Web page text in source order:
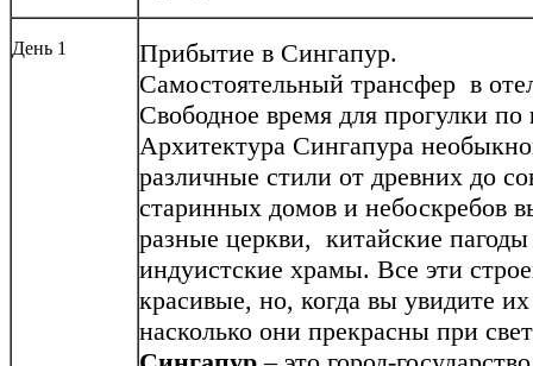
День 1
Прибытие в Сингапур.
Самостоятельный трансфер в
Свободное время для прогулки по
Архитектура Сингапура
различные стили от древних до
старинных домов и небоскребов
разные церкви, китайские
индуистские храмы. Все эти
красивые, но, когда вы увидите
насколько они прекрасны при